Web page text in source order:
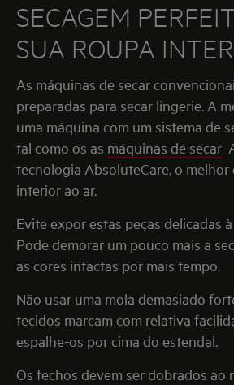
SECAGEM
SUA ROUPA
As máquinas de secar
preparadas para secar lingerie. A
uma máquina com um sistema de
tal como os as máquinas de secar
tecnologia AbsoluteCare, o melhor
interior ao ar.
Evite expor estas peças delicadas
Pode demorar um pouco mais a
as cores intactas por mais tempo.
Não usar uma mola demasiado
tecidos marcam com relativa
espalhe-os por cima do estendal.
Os fechos devem ser dobrados ao